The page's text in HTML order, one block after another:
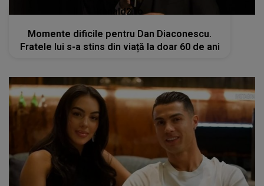
kanald2.ro
Momente dificile pentru Dan Diaconescu.
Fratele lui s-a stins din viață la doar 60 de ani